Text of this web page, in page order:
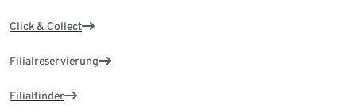
Click & Collect
Filialreservierung
Filialfinder